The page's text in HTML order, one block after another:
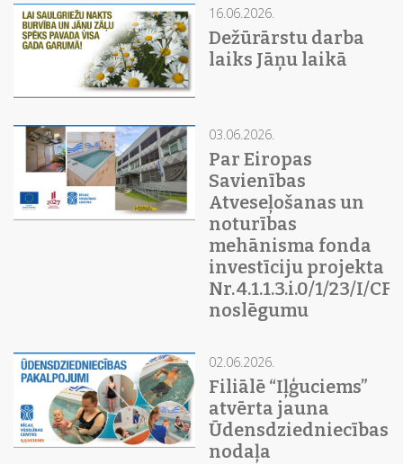
16.06.2026.
Dežūrārstu darba
laiks Jāņu laikā
03.06.2026.
Par Eiropas
Savienības
Atveseļošanas un
noturības
mehānisma fonda
investīciju projekta
Nr. 4.1.1.3.i.0/1/23/I/
noslēgumu
02.06.2026.
Filiālē “Iļģuciems”
atvērta jauna
Ūdensdziedniecības
nodaļa